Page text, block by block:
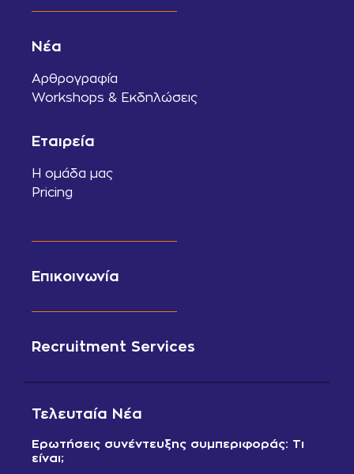
Νέα
Αρθρογραφία
Workshops & Εκδηλώσεις
Εταιρεία
Η ομάδα μας
Pricing
Επικοινωνία
Recruitment Services
Τελευταία Νέα
Ερωτήσεις συνέντευξης συμπεριφοράς: Τι
είναι;